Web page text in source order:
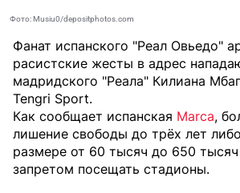
Фото: Musiu0/depositphotos.com
Фанат испанского "Реал Овьедо"
расистские жесты в адрес
мадридского "Реала" Килиана
Tengri Sport.
Как сообщает испанская Marca,
лишение свободы до трёх лет
размере от 60 тысяч до 650
запретом посещать стадионы.